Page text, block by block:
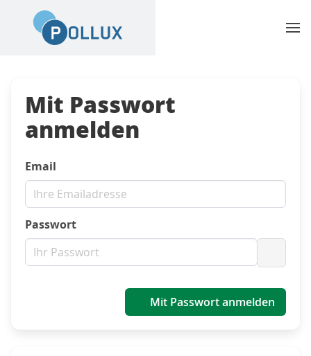
Mit Passwort
anmelden
Email
Passwort
Mit Passwort anmelden